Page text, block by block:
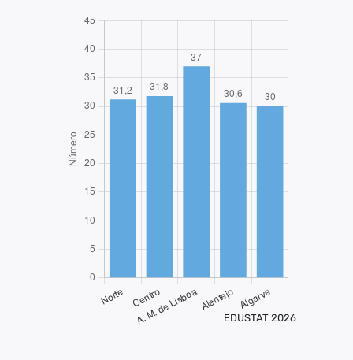
EDUSTAT 2026